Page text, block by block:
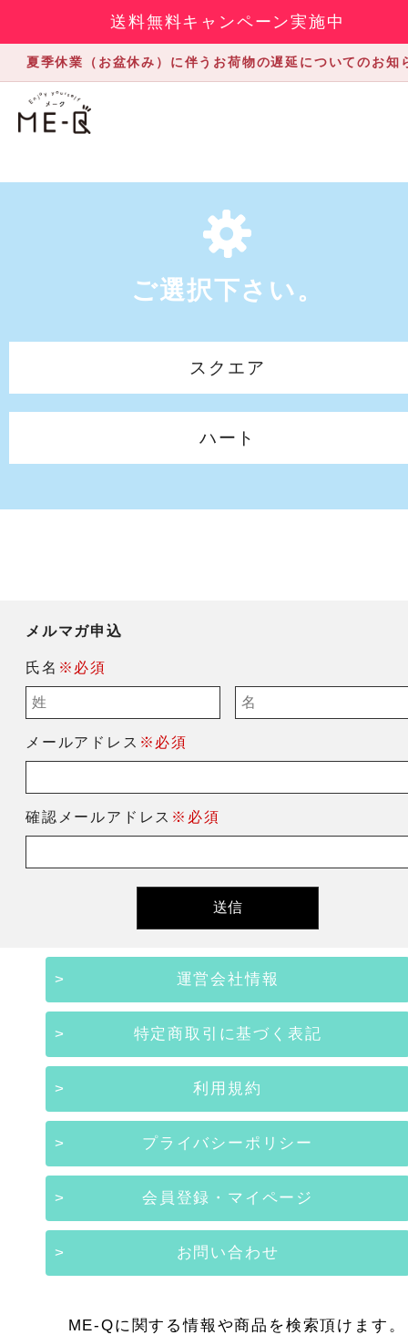
送料無料キャンペーン実施中
夏季休業（お盆休み）に伴うお荷物の遅延についてのお知
ご選択下さい。
スクエア
ハート
メルマガ申込
氏名 ※必須
メールアドレス ※必須
確認メールアドレス ※必須
運営会社情報
特定商取引に基づく表記
利用規約
プライバシーポリシー
会員登録・マイページ
お問い合わせ
ME-Qに関する情報や商品を検索頂けます。